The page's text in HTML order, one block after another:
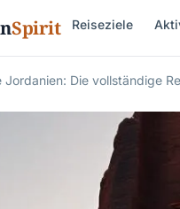
Spirit Reiseziele
Jordanien: Die vollständige